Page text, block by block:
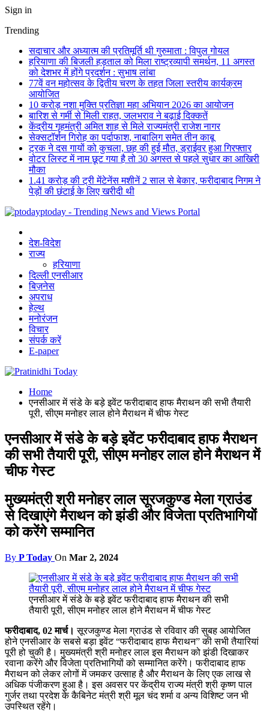
Sign in
Trending
सदाचार और अध्यात्म की प्रतिमूर्ति थी गुरुमाता : विपुल गोयल
हरियाणा की बिजली हड़ताल को मिला राष्ट्रव्यापी समर्थन, 11 अगस्त
को देशभर में होंगे प्रदर्शन : सुभाष लांबा
77वें वन महोत्सव के द्वितीय चरण के तहत जिला स्तरीय कार्यक्रम
आयोजित
10 करोड़ नशा मुक्ति प्रतिज्ञा महा अभियान 2026 का आयोजन
बारिश से गर्मी से मिली राहत, जलभराव ने बढ़ाई दिक्कतें
केंद्रीय गृहमंत्री अमित शाह से मिले राज्यमंत्री राजेश नागर
सेक्सटॉर्शन गिरोह का पर्दाफाश, नाबालिग समेत तीन काबू
ट्रक ने दस गायों को कुचला, छह की हुई मौत, ड्राईवर हुआ गिरफ्तार
वोटर लिस्ट में नाम छूट गया है तो 30 अगस्त से पहले सुधार का आखिरी
मौका
1.41 करोड़ की ट्री मेंटेनेंस मशीनें 2 साल से बेकार, फरीदाबाद निगम ने
पेड़ों की छंटाई के लिए खरीदी थी
ptoday - Trending News and Views Portal
देश-विदेश
राज्य
हरियाणा
दिल्ली एनसीआर
बिज़नेस
अपराध
हेल्थ
मनोरंजन
विचार
संपर्क करें
E-paper
Home
एनसीआर में संडे के बड़े इवेंट फरीदाबाद हाफ मैराथन की सभी तैयारी
पूरी, सीएम मनोहर लाल होने मैराथन में चीफ गेस्ट
एनसीआर में संडे के बड़े इवेंट फरीदाबाद हाफ मैराथन
की सभी तैयारी पूरी, सीएम मनोहर लाल होने मैराथन में
चीफ गेस्ट
मुख्यमंत्री श्री मनोहर लाल सूरजकुण्ड मेला ग्राउंड
से दिखाएंगे मैराथन को झंडी और विजेता प्रतिभागियों
को करेंगे सम्मानित
By P Today On Mar 2, 2024
एनसीआर में संडे के बड़े इवेंट फरीदाबाद हाफ मैराथन की सभी
तैयारी पूरी, सीएम मनोहर लाल होने मैराथन में चीफ गेस्ट
फरीदाबाद, 02 मार्च। सूरजकुण्ड मेला ग्राउंड से रविवार की सुबह आयोजित
होने एनसीआर के सबसे बड़ा इवेंट “फरीदाबाद हाफ मैराथन” की सभी तैयारियां
पूरी हो चुकी है। मुख्यमंत्री श्री मनोहर लाल इस मैराथन को झंडी दिखाकर
रवाना करेंगे और विजेता प्रतिभागियों को सम्मानित करेंगे। फरीदाबाद हाफ
मैराथन को लेकर लोगों में जमकर उत्साह है और मैराथन के लिए एक लाख से
अधिक पंजीकरण हुआ है। इस अवसर पर केंद्रीय राज्य मंत्री श्री कृष्ण पाल
गुर्जर तथा प्रदेश के कैबिनेट मंत्री श्री मूल चंद शर्मा व अन्य विशिष्ट जन भी
उपस्थित रहेंगे।